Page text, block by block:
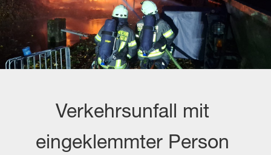
Verkehrsunfall mit
eingeklemmter Person